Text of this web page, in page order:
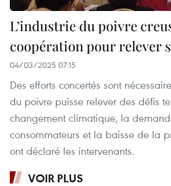
L’industrie du poivre
coopération pour relever
04/03/2025 07:15
Des efforts concertés sont
du poivre puisse relever des défis
changement climatique, la
consommateurs et la baisse de la
ont déclaré les intervenants.
VOIR PLUS